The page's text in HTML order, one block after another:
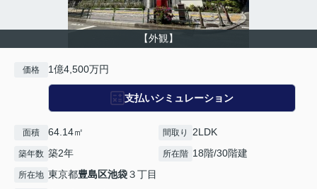
【外観】
価格 1億4,500万円
支払いシミュレーション
面積 64.14㎡ 間取り 2LDK
築年数 築2年 所在階 18階/30階建
所在地 東京都豊島区池袋３丁目